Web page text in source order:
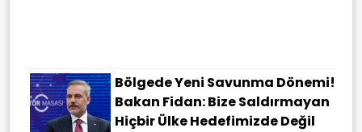
Bölgede Yeni Savunma Dönemi!
Bakan Fidan: Bize Saldırmayan
Hiçbir Ülke Hedefimizde Değil